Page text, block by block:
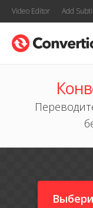
Video Editor Add